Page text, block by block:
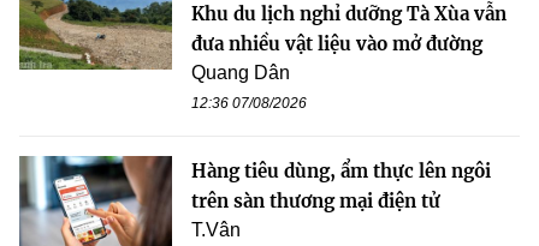
Khu du lịch nghỉ dưỡng Tà Xùa vẫn
đưa nhiều vật liệu vào mở đường
Quang Dân
12:36 07/08/2026
Hàng tiêu dùng, ẩm thực lên ngôi
trên sàn thương mại điện tử
T.Vân